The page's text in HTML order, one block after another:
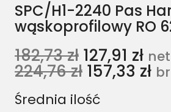
SPC/H1-2240 Pas
wąskoprofilowy RO
182,73zł 127,91 zł
224,76zł 157,33 zł
Średnia ilość